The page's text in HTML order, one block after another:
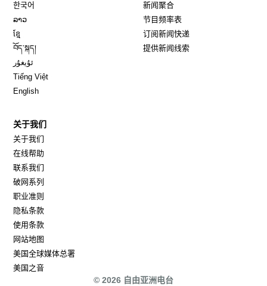
한국어
ລາວ
ខ្មែ
བོད་སྐད།
ئۇيغۇر
Tiếng Việt
English
新闻聚合
节目频率表
订阅新闻快递
提供新闻线索
关于我们
关于我们
在线帮助
联系我们
破网系列
职业准则
隐私条款
使用条款
网站地图
美国全球媒体总署
美国之音
© 2026 自由亚洲电台